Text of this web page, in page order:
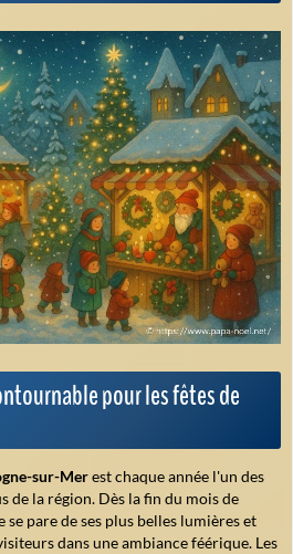
pour les fêtes de
sur-Merest chaque année l'un des
de la région. Dès la fin du mois de
pare de ses plus belles lumières et
dans une ambiance féérique. Les